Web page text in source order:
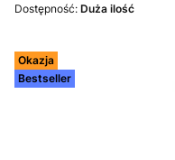
Dostępność: Duża ilość
Okazja
Bestseller